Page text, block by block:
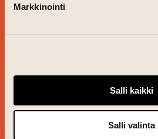
Markkinointi
Salli kaikki
Salli valinta
NYHETSBREV
FÖLJ VAD SOM
GÅNG!
JA TACK!